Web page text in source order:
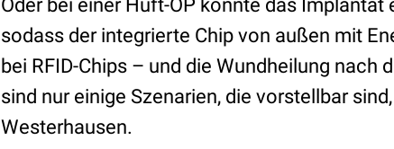
Oder bei einer Hüft-OP könnte das
sodass der integrierte Chip von außen mit
bei RFID-Chips – und die Wundheilung nach
sind nur einige Szenarien, die vorstellbar
Westerhausen.